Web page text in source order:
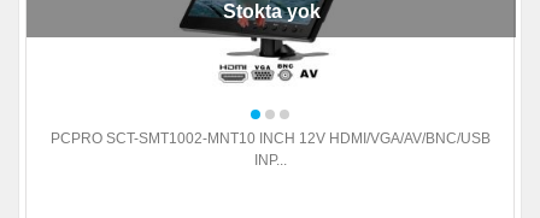
Stokta yok
PCPRO SCT-SMT1002-MNT10 INCH 12V HDMI/VGA/AV/BNC/USB
INP...